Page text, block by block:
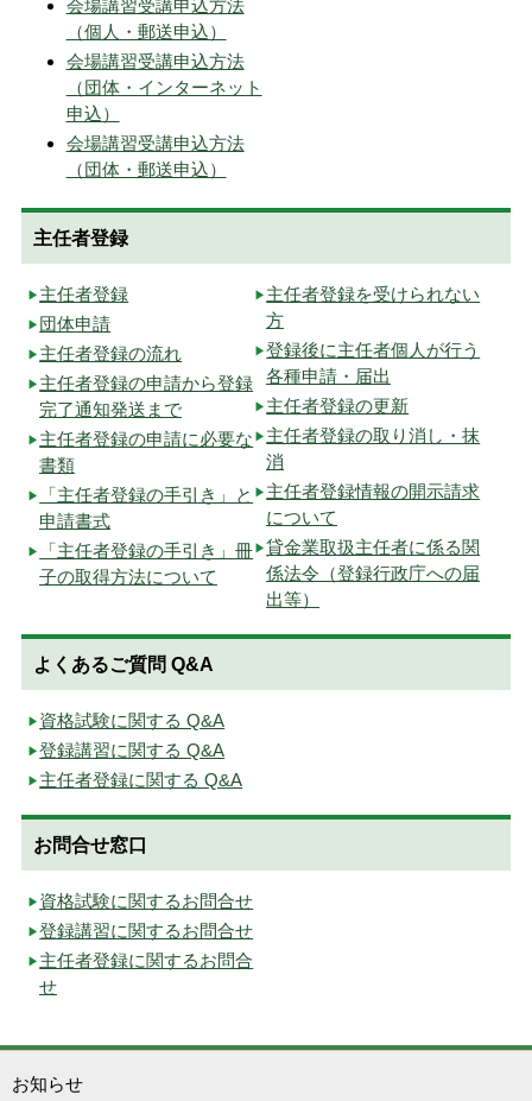
会場講習受講申込方法
（個人・郵送申込）
会場講習受講申込方法
（団体・インターネット
申込）
会場講習受講申込方法
（団体・郵送申込）
主任者登録
主任者登録
団体申請
主任者登録の流れ
主任者登録の申請から登録
完了通知発送まで
主任者登録の申請に必要な
書類
「主任者登録の手引き」と
申請書式
「主任者登録の手引き」冊
子の取得方法について
主任者登録を受けられない
方
登録後に主任者個人が行う
各種申請・届出
主任者登録の更新
主任者登録の取り消し・抹
消
主任者登録情報の開示請求
について
貸金業取扱主任者に係る関
係法令（登録行政庁への届
出等）
よくあるご質問 Q&A
資格試験に関する Q&A
登録講習に関する Q&A
主任者登録に関する Q&A
お問合せ窓口
資格試験に関するお問合せ
登録講習に関するお問合せ
主任者登録に関するお問合
せ
お知らせ